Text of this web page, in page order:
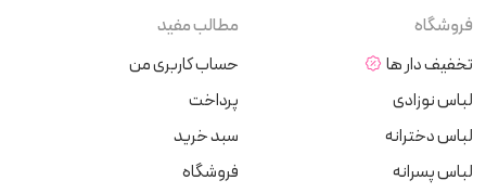
فروشگاه
تخفیف دار ها
لباس نوزادی
لباس دخترانه
لباس پسرانه
مطالب مفید
حساب کاربری من
پرداخت
سبد خرید
فروشگاه